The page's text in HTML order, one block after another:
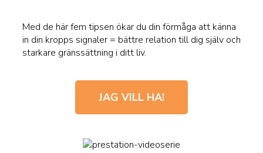
Med de här fem tipsen ökar du din förmåga att känna
in din kropps signaler = bättre relation till dig själv och
starkare gränssättning i ditt liv.
JAG VILL HA!